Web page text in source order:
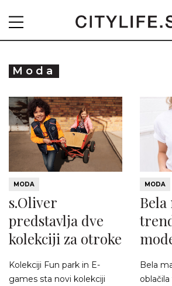
Moda
MODA
s.Oliver
predstavlja dve
kolekciji za otroke
Kolekciji Fun park in E-
games sta novi kolekciji
MODA
Bela